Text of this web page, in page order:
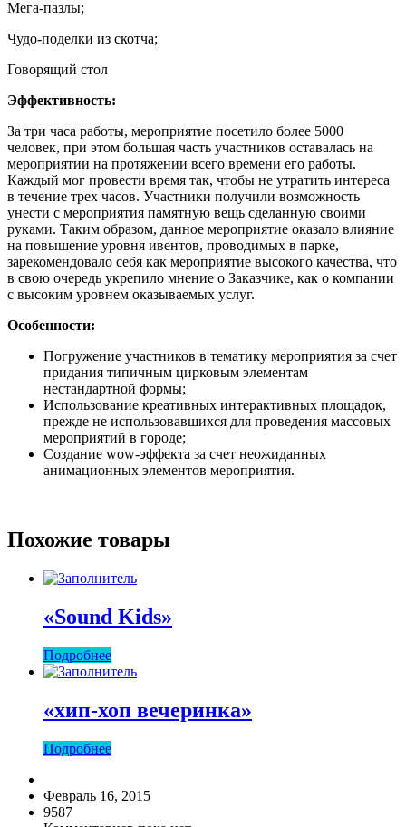
Мега-пазлы;
Чудо-поделки из скотча;
Говорящий стол
Эффективность:
За три часа работы, мероприятие посетило более 5000
человек, при этом большая часть участников оставалась на
мероприятии на протяжении всего времени его работы.
Каждый мог провести время так, чтобы не утратить интереса
в течение трех часов. Участники получили возможность
унести с мероприятия памятную вещь сделанную своими
руками. Таким образом, данное мероприятие оказало влияние
на повышение уровня ивентов, проводимых в парке,
зарекомендовало себя как мероприятие высокого качества, что
в свою очередь укрепило мнение о Заказчике, как о компании
с высоким уровнем оказываемых услуг.
Особенности:
Погружение участников в тематику мероприятия за счет
придания типичным цирковым элементам
нестандартной формы;
Использование креативных интерактивных площадок,
прежде не использовавшихся для проведения массовых
мероприятий в городе;
Создание wow-эффекта за счет неожиданных
анимационных элементов мероприятия.
Похожие товары
«Sound Kids»
Подробнее
«хип-хоп вечеринка»
Подробнее
Февраль 16, 2015
9587